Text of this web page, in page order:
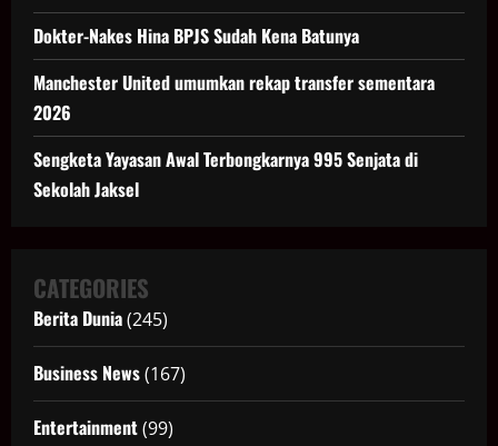
Dokter-Nakes Hina BPJS Sudah Kena Batunya
Manchester United umumkan rekap transfer sementara
2026
Sengketa Yayasan Awal Terbongkarnya 995 Senjata di
Sekolah Jaksel
CATEGORIES
Berita Dunia(245)
Business News(167)
Entertainment(99)